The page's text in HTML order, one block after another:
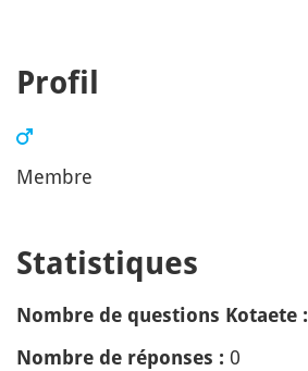
Profil
Membre
Statistiques
Nombre de questions Kotaete :
Nombre de réponses : 0